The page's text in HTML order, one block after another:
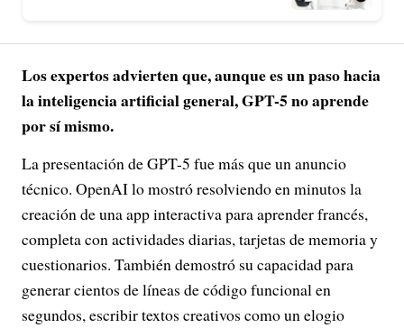
Los expertos advierten que, aunque es un paso hacia
la inteligencia artificial general, GPT-5 no aprende
por sí mismo.
La presentación de GPT-5 fue más que un anuncio
técnico. OpenAI lo mostró resolviendo en minutos la
creación de una app interactiva para aprender francés,
completa con actividades diarias, tarjetas de memoria y
cuestionarios. También demostró su capacidad para
generar cientos de líneas de código funcional en
segundos, escribir textos creativos como un elogio